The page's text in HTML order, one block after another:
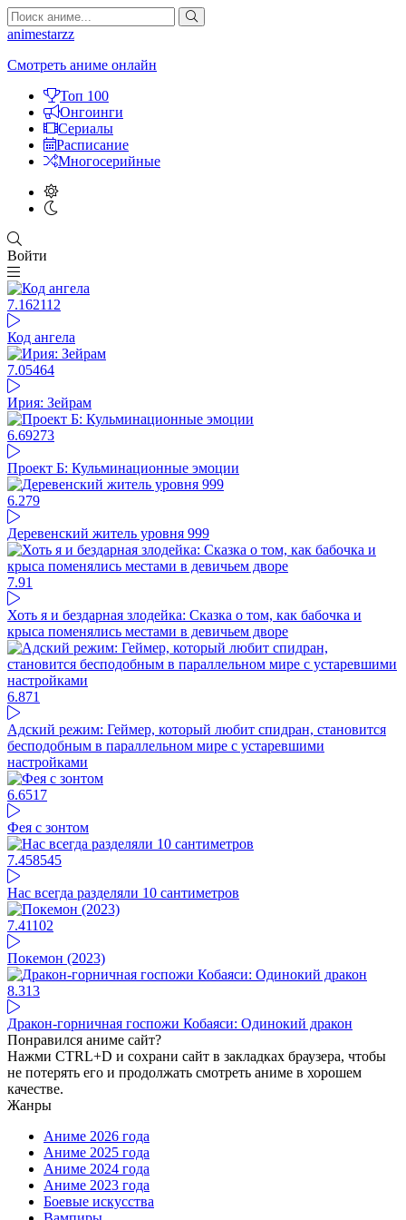
animestarzz
Смотреть аниме онлайн
Топ 100
Онгоинги
Сериалы
Расписание
Многосерийные
Войти
7.162112
Код ангела
7.05464
Ирия: Зейрам
6.69273
Проект Б: Кульминационные эмоции
6.279
Деревенский житель уровня 999
7.91
Хоть я и бездарная злодейка: Сказка о том, как бабочка и
крыса поменялись местами в девичьем дворе
6.871
Адский режим: Геймер, который любит спидран, становится
бесподобным в параллельном мире с устаревшими
настройками
6.6517
Фея с зонтом
7.458545
Нас всегда разделяли 10 сантиметров
7.41102
Покемон (2023)
8.313
Дракон-горничная госпожи Кобаяси: Одинокий дракон
Понравился аниме сайт?
Нажми CTRL+D и сохрани сайт в закладках браузера, чтобы
не потерять его и продолжать смотреть аниме в хорошем
качестве.
Жанры
Аниме 2026 года
Аниме 2025 года
Аниме 2024 года
Аниме 2023 года
Боевые искусства